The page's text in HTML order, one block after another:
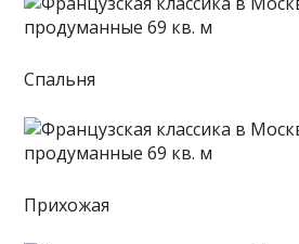
Спальня
Прихожая